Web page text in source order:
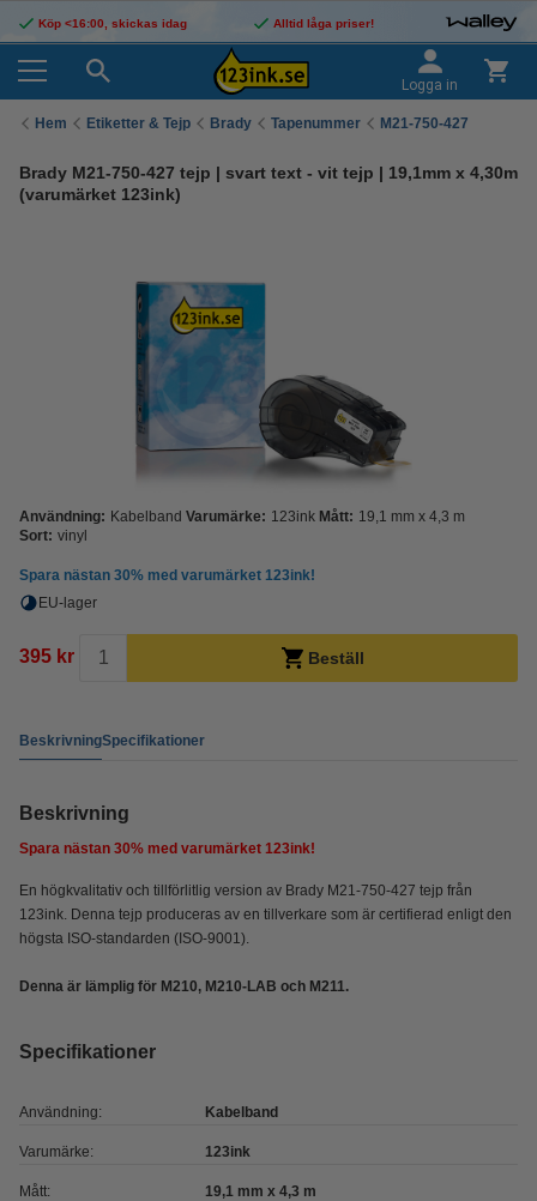
Köp <16:00, skickas idag Alltid låga priser!
Logga in
Hem Etiketter & Tejp Brady Tapenummer M21-750-427
Brady M21-750-427 tejp | svart text - vit tejp | 19,1mm x 4,30m
(varumärket 123ink)
Användning: Kabelband Varumärke: 123ink Mått: 19,1 mm x 4,3 m
Sort: vinyl
Spara nästan 30% med varumärket 123ink!
EU-lager
395 kr Beställ
BeskrivningSpecifikationer
Beskrivning
Spara nästan 30% med varumärket 123ink!
En högkvalitativ och tillförlitlig version av Brady M21-750-427 tejp från
123ink. Denna tejp produceras av en tillverkare som är certifierad enligt den
högsta ISO-standarden (ISO-9001).
Denna är lämplig för M210, M210-LAB och M211.
Specifikationer
Användning: Kabelband
Varumärke: 123ink
Mått: 19,1 mm x 4,3 m